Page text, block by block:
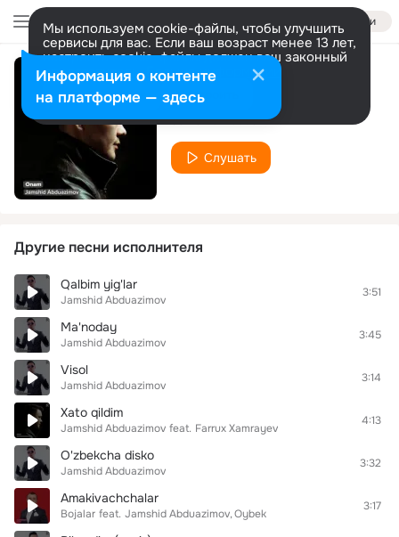
Войти
Мы используем cookie-файлы, чтобы улучшить
сервисы для вас. Если ваш возраст менее 13 лет,
настроить cookie-файлы должен ваш законный
представитель. Больше информации
Разрешить все Настроить
Onam
Jamshid Abduazimov
Слушать
Другие песни исполнителя
Qalbim yig'lar
Jamshid Abduazimov
3:51
Ma'noday
Jamshid Abduazimov
3:45
Visol
Jamshid Abduazimov
3:14
Xato qildim
Jamshid Abduazimov feat. Farrux Xamrayev
4:13
O'zbekcha disko
Jamshid Abduazimov
3:32
Amakivachchalar
Bojalar feat. Jamshid Abduazimov Oybek
3:17
Информация о контенте
на платформе — здесь